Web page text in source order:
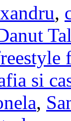
,
si
,